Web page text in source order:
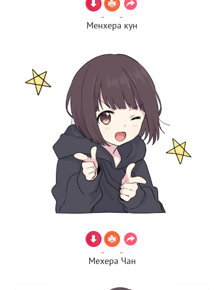
Менхера кун
Мехера Чан